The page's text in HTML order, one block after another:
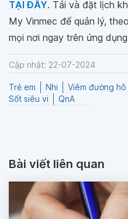
TẠI ĐÂY. Tải và đặt lịch
My Vinmec để quản lý,
mọi nơi ngay trên ứng
Cập nhật: 22-07-2024
Trẻ em Nhi Viêm đường
Sốt siêu vi
QnA
Bài viết liên quan